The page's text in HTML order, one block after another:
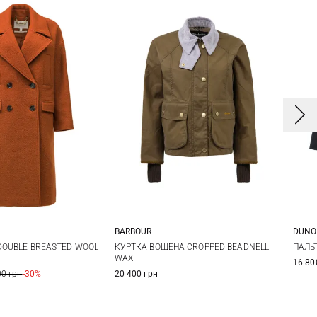
12 14
BREASTED WOOL
грн-30%
6 8 10 12
14
BARBOUR
КУРТКА ВОЩЕНА CROPPED BEADNELL
WAX
20 400 грн
DUNO
16